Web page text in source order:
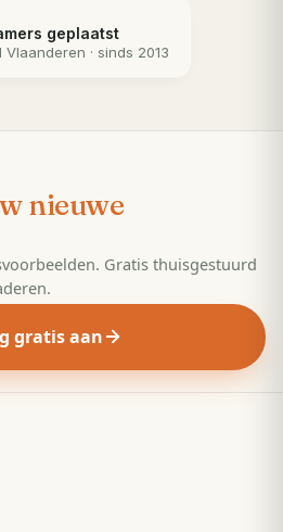
geplaatst
Vlaanderen · sinds 2013
nieuwe
Gratis thuisgestuurd
gratis aan